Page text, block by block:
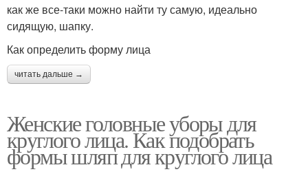
как же все-таки можно найти ту самую, идеально
сидящую, шапку.
Как определить форму лица
читать дальше →
Женские головные уборы для
круглого лица. Как подобрать
формы шляп для круглого лица